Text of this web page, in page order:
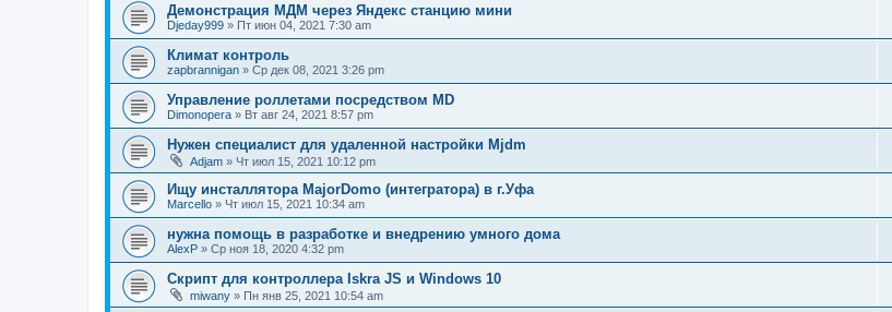
Демонстрация МДМ через Яндекс станцию мини
Djeday999 » Пт июн 04, 2021 7:30 am
Климат контроль
zapbrannigan » Ср дек 08, 2021 3:26 pm
Управление роллетами посредством MD
Dimonopera » Вт авг 24, 2021 8:57 pm
Нужен специалист для удаленной настройки Mjdm
Adjam » Чт июл 15, 2021 10:12 pm
Ищу инсталлятора MajorDomo (интегратора) в г.Уфа
Marcello » Чт июл 15, 2021 10:34 am
нужна помощь в разработке и внедрению умного дома
AlexP » Ср ноя 18, 2020 4:32 pm
Скрипт для контроллера Iskra JS и Windows 10
miwany » Пн янв 25, 2021 10:54 am